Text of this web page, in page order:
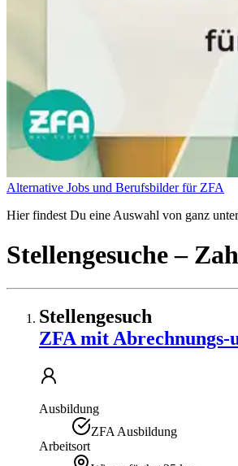
Alternative Jobs und Berufsbilder für ZFA
Hier findest Du eine Auswahl von ganz
Stellengesuche–
Stellengesuch
ZFA mit
Ausbildung
ZFA Ausbildung
Arbeitsort